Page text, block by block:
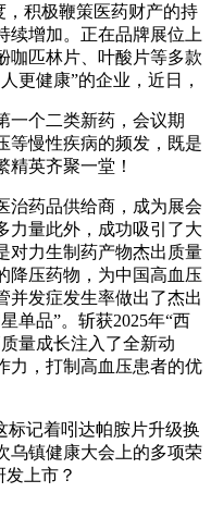
积极鞭策医药财产的持
续增加。正在品牌展位上
咖匹林片、叶酸片等多款
更健康”的企业，近日，
个二类新药，会议期
等慢性疾病的频发，既是
英齐聚一堂！
药品供给商，成为展会
力量此外，成功吸引了大
对力生制药产物杰出质量
降压药物，为中国高血压
并发症发生率做出了杰出
单品”。斩获2025年“西
量成长注入了全新动
力，打制高血压患者的优
记着吲达帕胺片升级换
乌镇健康大会上的多项荣
上市？